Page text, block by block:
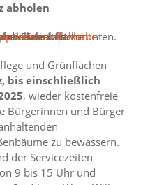
abholen
von
an Drittanbieter weitergegeben werden.
und Grünflächen
bis einschließlich
, wieder kostenfreie
Bürgerinnen und Bürger
zu bewässern.
der Servicezeiten
9 bis 15 Uhr und